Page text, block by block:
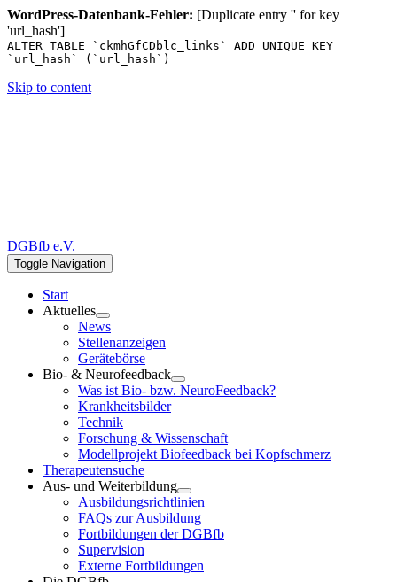
WordPress-Datenbank-Fehler: [Duplicate entry '' for key
'url_hash']
ALTER TABLE `ckmhGfCDblc_links` ADD UNIQUE KEY
`url_hash` (`url_hash`)
Skip to content
DGBfb e.V.
Toggle Navigation
Start
Aktuelles
News
Stellenanzeigen
Gerätebörse
Bio- & Neurofeedback
Was ist Bio- bzw. NeuroFeedback?
Krankheitsbilder
Technik
Forschung & Wissenschaft
Modellprojekt Biofeedback bei Kopfschmerz
Therapeutensuche
Aus- und Weiterbildung
Ausbildungsrichtlinien
FAQs zur Ausbildung
Fortbildungen der DGBfb
Supervision
Externe Fortbildungen